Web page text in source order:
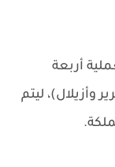
أربعة
ليتم